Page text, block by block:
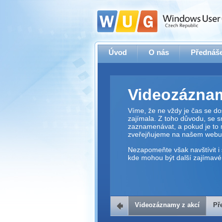
Úvod O nás
Víme, že ne vždy je čas se
zajímala. Z toho důvodu, se
zaznamenávat, a pokud je to
zveřejňujeme na našem webu.
Nezapomeňte však navštívit i
kde mohou být další zajímavé
Přehrávač
Videozáznamy z akcí